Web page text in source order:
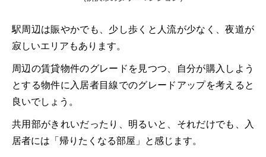
駅周辺は賑やかでも、少し歩くと人流が少なく、夜道が
寂しいエリアもあります。
周辺の賃貸物件のグレードを見つつ、自分が購入しよう
とする物件に入居者目線でのグレードアップを考えると
良いでしょう。
共用部がきれいだったり、明るいと、それだけでも、入
居者には「帰りたくなる部屋」と感じます。